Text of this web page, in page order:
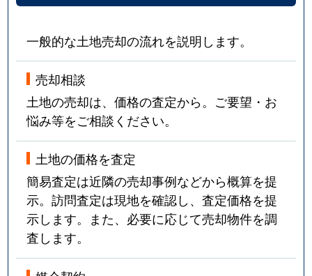
一般的な土地売却の流れを説明します。
売却相談
土地の売却は、価格の査定から。ご要望・お
悩み等をご相談ください。
土地の価格を査定
簡易査定は近隣の売却事例などから概算を提
示。訪問査定は現地を確認し、査定価格を提
示します。また、必要に応じて売却物件を調
査します。